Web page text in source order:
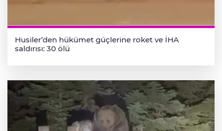
Husiler’den hükümet güçlerine roket ve İHA
saldırısı: 30 ölü